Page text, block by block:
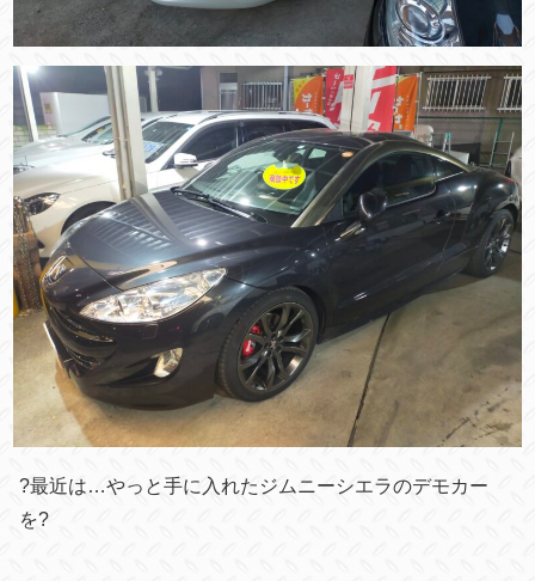
?最近は…やっと手に入れたジムニーシエラのデモカー
を?